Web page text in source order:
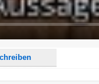
Antworten erscheinen.
Kommentare erscheinen.